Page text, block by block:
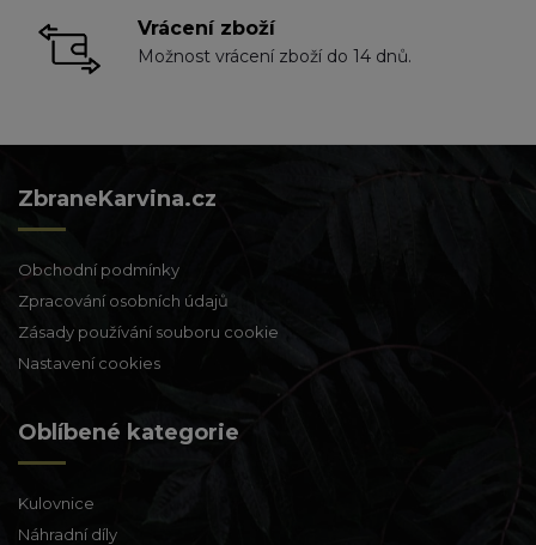
Vrácení zboží
Možnost vrácení zboží do 14 dnů.
ZbraneKarvina.cz
Obchodní podmínky
Zpracování osobních údajů
Zásady používání souboru cookie
Nastavení cookies
Oblíbené kategorie
Kulovnice
Náhradní díly